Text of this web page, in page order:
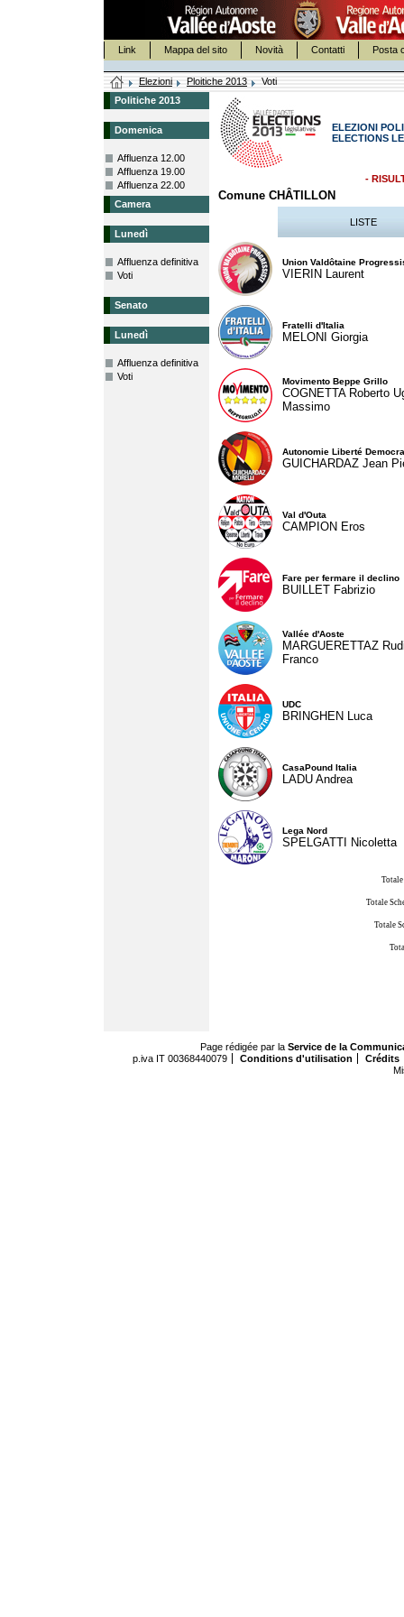
Link Mappa del sito Novità Contatti Posta
Elezioni Ploitiche 2013
Voti
Politiche 2013
Domenica
Affluenza 12.00
Affluenza 19.00
Affluenza 22.00
Camera
Lunedì
Affluenza definitiva
Voti
Senato
Lunedì
Affluenza definitiva
Voti
ELEZIONI
ELECTIONS
-
Comune CHÂTILLON
LISTE
Union Valdôtaine
VIERIN Laurent
Fratelli d'Italia
MELONI Giorgia
Movimento Beppe Grillo
COGNETTA Roberto
Massimo
Autonomie Liberté
GUICHARDAZ Jean
Val d'Outa
CAMPION Eros
Fare per fermare il declino
BUILLET Fabrizio
Vallée d'Aoste
MARGUERETTAZ
Franco
UDC
BRINGHEN Luca
CasaPound Italia
LADU Andrea
Lega Nord
SPELGATTI Nicoletta
Totale
Totale
Page rédigée par la Service de la
p.iva IT 00368440079
Conditions d'utilisation
Crédits